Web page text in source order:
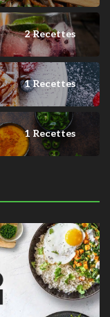
2 Recettes
1 Recettes
1 Recettes